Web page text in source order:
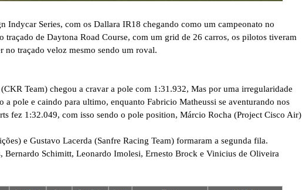
Indycar Series, com os Dallara IR18 chegando como um campeonato no
traçado de Daytona Road Course, com um grid de 26 carros, os pilotos tiveram
no traçado veloz mesmo sendo um roval.
Team) chegou a cravar a pole com 1:31.932, Mas por uma irregularidade
a pole e caindo para ultimo, enquanto Fabricio Matheussi se aventurando nos
fez 1:32.049, com isso sendo o pole position, Márcio Rocha (Project Cisco Air)
e Gustavo Lacerda (Sanfre Racing Team) formaram a segunda fila.
Bernardo Schimitt, Leonardo Imolesi, Ernesto Brock e Vinicius de Oliveira